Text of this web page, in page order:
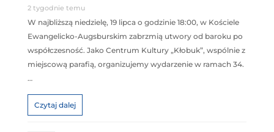
2 tygodnie temu
W najbliższą niedzielę, 19 lipca o godzinie 18:00, w Kościele
Ewangelicko-Augsburskim zabrzmią utwory od baroku po
współczesność. Jako Centrum Kultury „Kłobuk”, wspólnie z
miejscową parafią, organizujemy wydarzenie w ramach 34.
…
Czytaj dalej